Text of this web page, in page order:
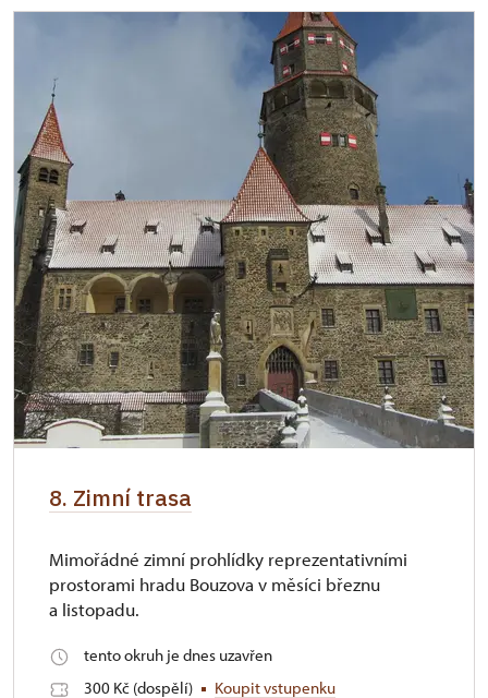
8. Zimní trasa
Mimořádné zimní prohlídky reprezentativními
prostorami hradu Bouzova v měsíci březnu
a listopadu.
tento okruh je dnes uzavřen
300 Kč (dospělí)
Koupit vstupenku